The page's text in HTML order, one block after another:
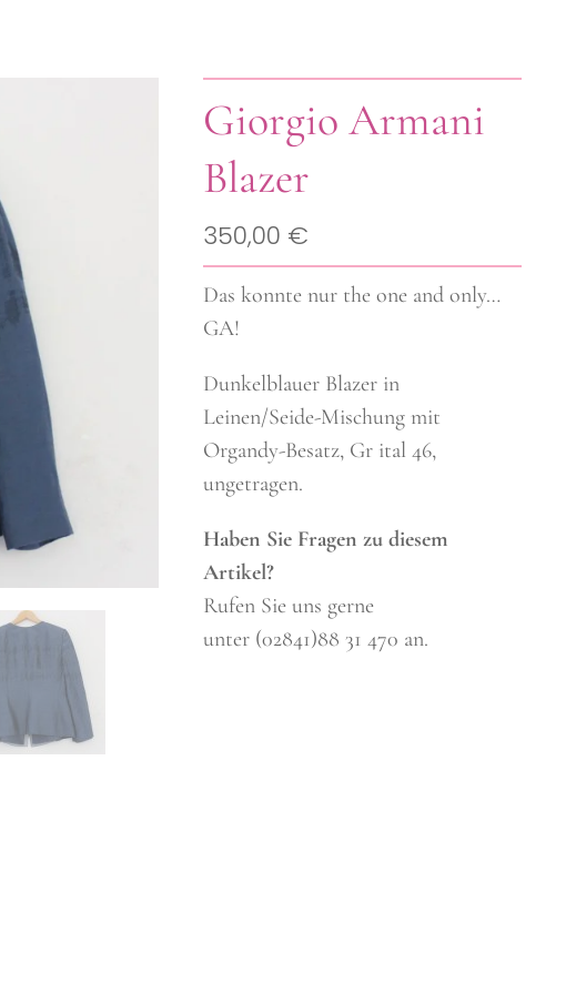
Giorgio Armani
Blazer
350,00 €
Das konnte nur the one and only…
GA!
Dunkelblauer Blazer in
Leinen/Seide-Mischung mit
Organdy-Besatz, Gr ital 46,
ungetragen.
Haben Sie Fragen zu diesem
Artikel?
Rufen Sie uns gerne
unter (02841)88 31 470 an.